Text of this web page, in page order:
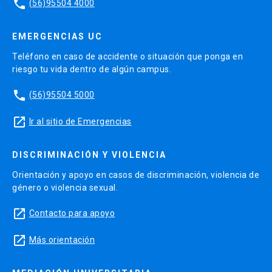
phone (56)95504 4000
EMERGENCIAS UC
Teléfono en caso de accidente o situación que ponga en
riesgo tu vida dentro de algún campus.
phone (56)95504 5000
launch Ir al sitio de Emergencias
DISCRIMINACIÓN Y VIOLENCIA
Orientación y apoyo en casos de discriminación, violencia de
género o violencia sexual.
launch Contacto para apoyo
launch Más orientación